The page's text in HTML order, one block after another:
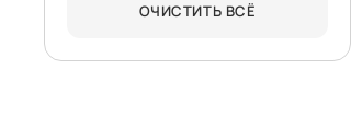
ОЧИСТИТЬ ВСЁ